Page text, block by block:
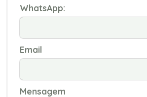
WhatsApp:
Email
Mensagem